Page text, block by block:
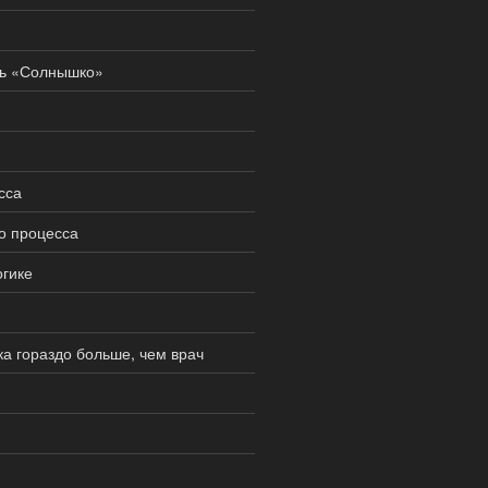
«Солнышко»
процесса
гораздо больше, чем врач